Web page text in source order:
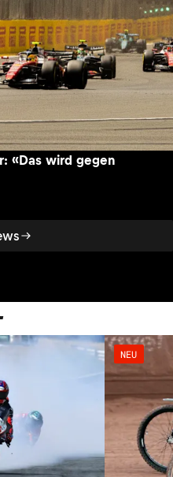
«Das wird gegen
NEU